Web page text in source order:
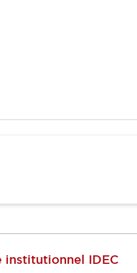
institutionnel IDEC